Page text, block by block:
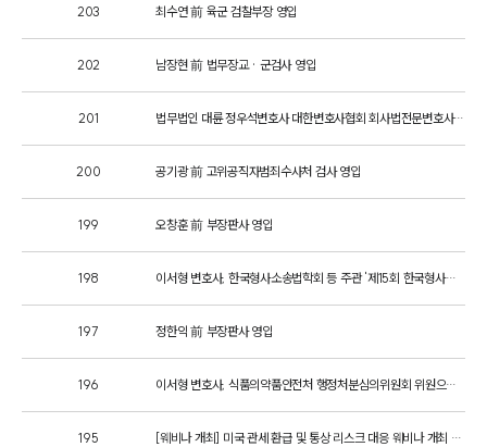
ABOUT
대륜의 강점
기업의뢰인을 위한 장점
업무협력·법률자문 기업
고객의 소리
통합검색
AI대륜
INSIGHT
주요 업무사례
기업 인사이트
사례분석/최신동향
203 최수연 前 육군 검찰부장 영입
202 남장현 前 법무장교 · 군검사 영입
201 법무법인 대륜 정우석변호사 대한변호사협회 회사법전문변호사 등록
200 공기광 前 고위공직자범죄수사처 검사 영입
199 오창훈 前 부장판사 영입
198 이서형 변호사, 한국형사소송법학회 등 주관 '제15회 한국형사학대회'서 발표
197 정한익 前 부장판사 영입
196 이서형 변호사, 식품의약품안전처 행정처분심의위원회 위원으로 위촉
195 [웨비나 개최] 미국 관세 환급 및 통상 리스크 대응 웨비나 개최 안내